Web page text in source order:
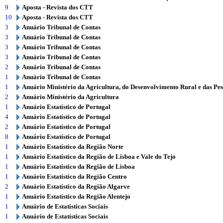
9
Aposta - Revista dos CTT
10
Aposta - Revista dos CTT
3
Anuário Tribunal de Contas
3
Anuário Tribunal de Contas
3
Anuário Tribunal de Contas
3
Anuário Tribunal de Contas
2
Anuário Tribunal de Contas
1
Anuário Tribunal de Contas
1
Anuário Ministério da Agricultura, do Desenvolvimento Rural e das
2
Anuário Ministério da Agricultura
1
Anuário Estatístico de Portugal
4
Anuário Estatístico de Portugal
2
Anuário Estatístico de Portugal
8
Anuário Estatístico de Portugal
1
Anuário Estatístico da Região Norte
1
Anuário Estatístico da Região de Lisboa e Vale do Tejo
1
Anuário Estatístico da Região de Lisboa
1
Anuário Estatístico da Região Centro
2
Anuário Estatístico da Região Algarve
1
Anuário Estatístico da Região Alentejo
1
Anuário de Estatísticas Sociais
1
Anuário de Estatísticas Sociais